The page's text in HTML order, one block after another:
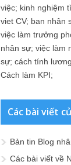
việc; kinh nghiệm
viet CV; ban nhân
việc làm trưởng
nhân sự; việc làm
sự; cách tính lương
Cách làm KPI;
Các bài viết
Bản tin Blog
Các bài viết về